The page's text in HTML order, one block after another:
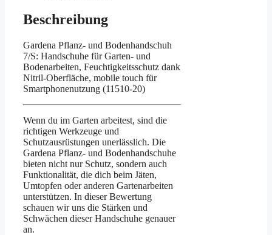
Beschreibung
Gardena Pflanz- und Bodenhandschuh
7/S: Handschuhe für Garten- und
Bodenarbeiten, Feuchtigkeitsschutz dank
Nitril-Oberfläche, mobile touch für
Smartphonenutzung (11510-20)
Wenn du im Garten arbeitest, sind die
richtigen Werkzeuge und
Schutzausrüstungen unerlässlich. Die
Gardena Pflanz- und Bodenhandschuhe
bieten nicht nur Schutz, sondern auch
Funktionalität, die dich beim Jäten,
Umtopfen oder anderen Gartenarbeiten
unterstützen. In dieser Bewertung
schauen wir uns die Stärken und
Schwächen dieser Handschuhe genauer
an.